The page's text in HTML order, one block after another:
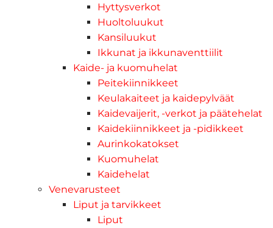
Hyttysverkot
Huoltoluukut
Kansiluukut
Ikkunat ja ikkunaventtiilit
Kaide- ja kuomuhelat
Peitekiinnikkeet
Keulakaiteet ja kaidepylväät
Kaidevaijerit, -verkot ja päätehelat
Kaidekiinnikkeet ja -pidikkeet
Aurinkokatokset
Kuomuhelat
Kaidehelat
Venevarusteet
Liput ja tarvikkeet
Liput